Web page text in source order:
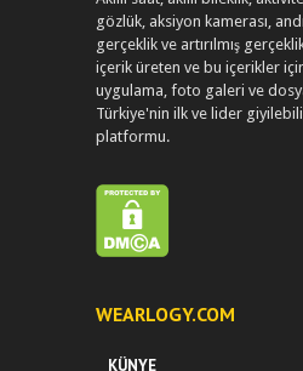
gözlük, aksiyon kamerası,
gerçeklik ve artırılmış
içerik üreten ve bu içerikler
uygulama, foto galeri ve
Türkiye'nin ilk ve lider
platformu.
WEARLOGY.COM
KÜNYE